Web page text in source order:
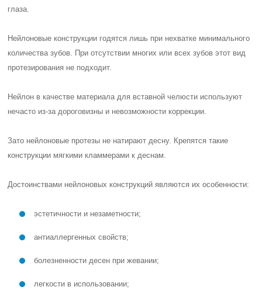
глаза.
Нейлоновые конструкции годятся лишь при нехватке минимального
количества зубов. При отсутствии многих или всех зубов этот вид
протезирования не подходит.
Нейлон в качестве материала для вставной челюсти используют
нечасто из-за дороговизны и невозможности коррекции.
Зато нейлоновые протезы не натирают десну. Крепятся такие
конструкции мягкими кламмерами к деснам.
Достоинствами нейлоновых конструкций являются их особенности:
эстетичности и незаметности;
антиаллергенных свойств;
болезненности десен при жевании;
легкости в использовании;